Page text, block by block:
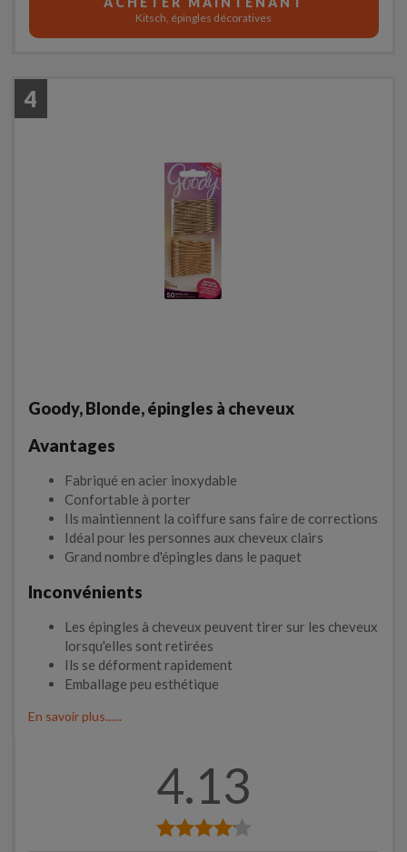
Kitsch, épingles décoratives
4
Goody, Blonde, épingles à cheveux
Avantages
Fabriqué en acier inoxydable
Confortable à porter
Ils maintiennent la coiffure sans faire de corrections
Idéal pour les personnes aux cheveux clairs
Grand nombre d'épingles dans le paquet
Inconvénients
Les épingles à cheveux peuvent tirer sur les cheveux
lorsqu'elles sont retirées
Ils se déforment rapidement
Emballage peu esthétique
En savoir plus......
4.13